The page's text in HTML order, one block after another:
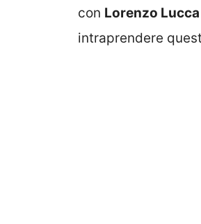
con Lorenzo Lucca
intraprendere